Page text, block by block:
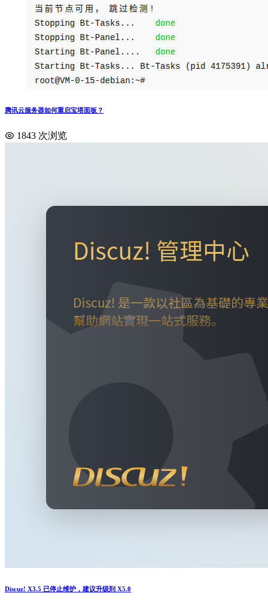
腾讯云服务器如何重启宝塔面板？
1843 次浏览
Discuz! X3.5 已停止维护，建议升级到 X5.0